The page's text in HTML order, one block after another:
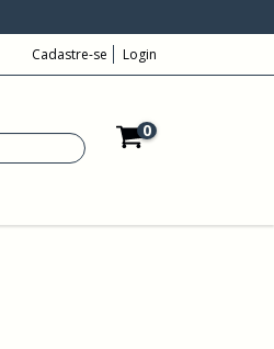
Cadastre-se Login
0